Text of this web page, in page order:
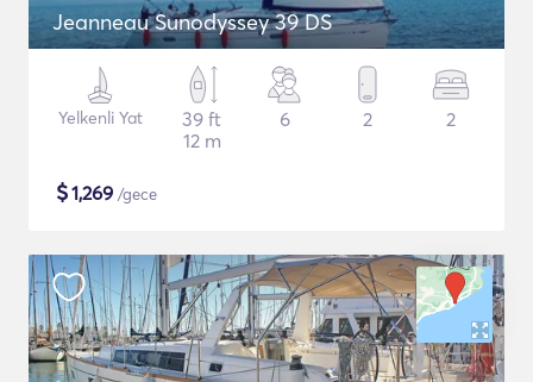
Jeanneau Sunodyssey 39 DS
Yelkenli Yat
39 ft
12 m
6 2 2
$1,269 /gece